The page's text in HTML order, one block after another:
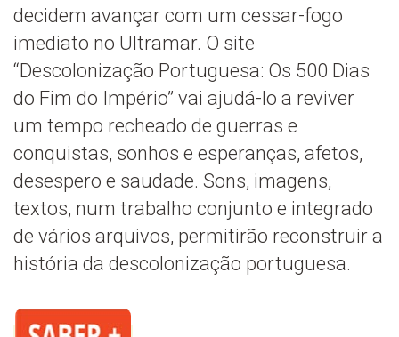
decidem avançar com um cessar-fogo
imediato no Ultramar. O site
“Descolonização Portuguesa: Os 500 Dias
do Fim do Império” vai ajudá-lo a reviver
um tempo recheado de guerras e
conquistas, sonhos e esperanças, afetos,
desespero e saudade. Sons, imagens,
textos, num trabalho conjunto e integrado
de vários arquivos, permitirão reconstruir a
história da descolonização portuguesa.